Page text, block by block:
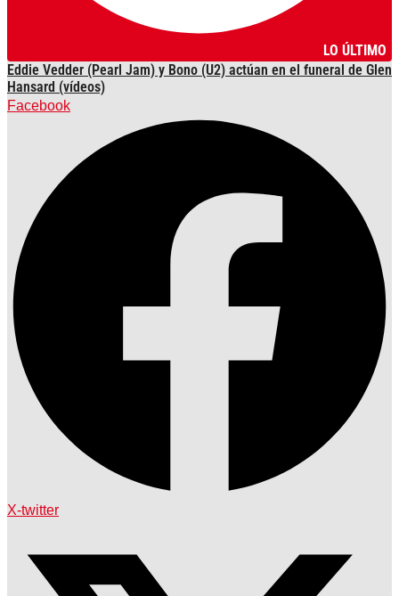
LO ÚLTIMO
Eddie Vedder (Pearl Jam) y Bono (U2) actúan en el funeral de Glen
Hansard (vídeos)
Facebook
X-twitter